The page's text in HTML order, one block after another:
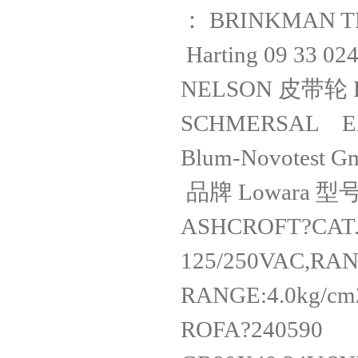
：
Harting 09
NELSON 皮
SCHMERSAL
Blum-
品牌 Lowara
125/